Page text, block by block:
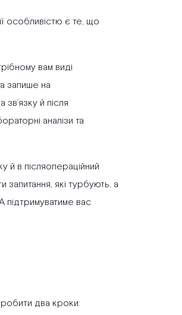
особливістю є те, що
вам виді
запише на
й після
аналізи та
й в післяопераційний
які турбують, а
підтримуватиме вас
два кроки: